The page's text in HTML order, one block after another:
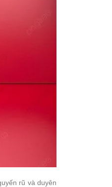
rũ và duyên